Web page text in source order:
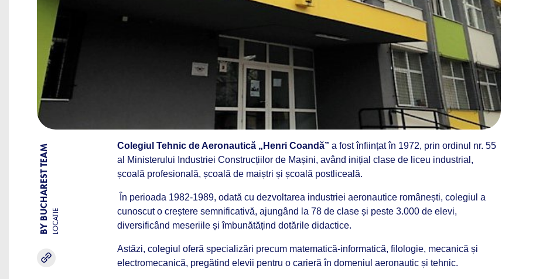
BY BUCHAREST TEAM LOCATIE
Colegiul Tehnic de Aeronautică „Henri Coandă” a fost înființat în 1972, prin ordinul nr. 55
al Ministerului Industriei Construcțiilor de Mașini, având inițial clase de liceu industrial,
școală profesională, școală de maiștri și școală postliceală.
În perioada 1982-1989, odată cu dezvoltarea industriei aeronautice românești, colegiul a
cunoscut o creștere semnificativă, ajungând la 78 de clase și peste 3.000 de elevi,
diversificând meseriile și îmbunătățind dotările didactice.
Astăzi, colegiul oferă specializări precum matematică-informatică, filologie, mecanică și
electromecanică, pregătind elevii pentru o carieră în domeniul aeronautic și tehnic.